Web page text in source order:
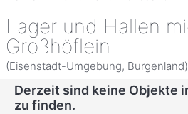
Lager und Hallen
Großhöflein
(Eisenstadt-Umgebung, Burgenland)
Derzeit sind keine Objekte
zu finden.